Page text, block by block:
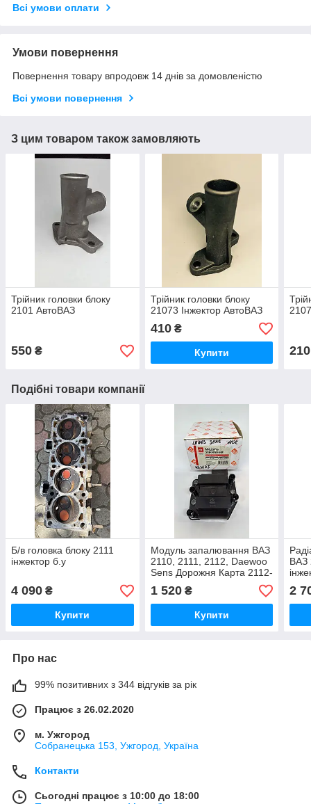
Всі умови оплати
Умови повернення
Повернення товару впродовж 14 днів за домовленістю
Всі умови повернення
З цим товаром також замовляють
Трійник головки блоку
2101 АвтоВАЗ
550 ₴
Трійник головки блоку
21073 Інжектор АвтоВАЗ
410₴
Купити 210
Подібні товари компанії
Б/в головка блоку 2111
інжектор б.у
4 090 ₴
Купити
Модуль запалювання ВАЗ
2110, 2111, 2112, Daewoo
Sens Дорожня Карта 2112-
1 520₴
Купити
ВАЗ
2
Про нас
99% позитивних з 344 відгуків за рік
Працює з 26.02.2020
м. Ужгород
Собранецька 153, Ужгород, Україна
Контакти
Сьогодні працює з 10:00 до 18:00